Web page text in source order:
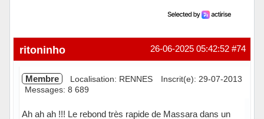
#74
26-06-2025 05:42:52
ritoninho
Membre Localisation: RENNES
Inscrit(e): 29-07-2013
Messages: 8 689
Ah ah ah !!! Le rebond très rapide de Massara dans un